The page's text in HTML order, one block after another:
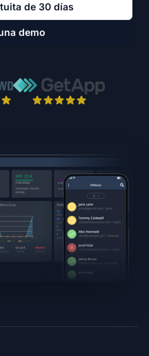
de 30 días
demo